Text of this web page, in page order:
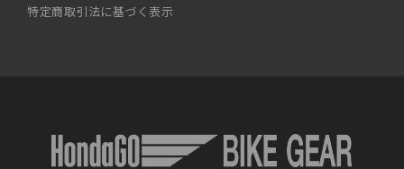
特定商取引法に基づく表示